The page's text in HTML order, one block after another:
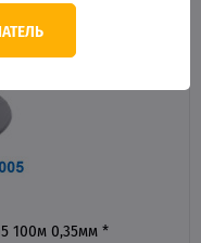
100м 0,35мм *